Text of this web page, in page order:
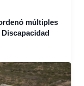
múltiples